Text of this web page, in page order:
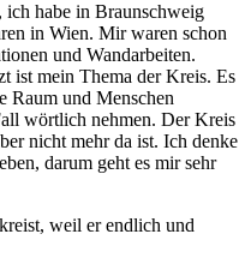
habe in Braunschweig
in Wien. Mir waren schon
und Wandarbeiten.
ist mein Thema der Kreis. Es
Raum und Menschen
wörtlich nehmen. Der Kreis
nicht mehr da ist. Ich denke
darum geht es mir sehr
weil er endlich und